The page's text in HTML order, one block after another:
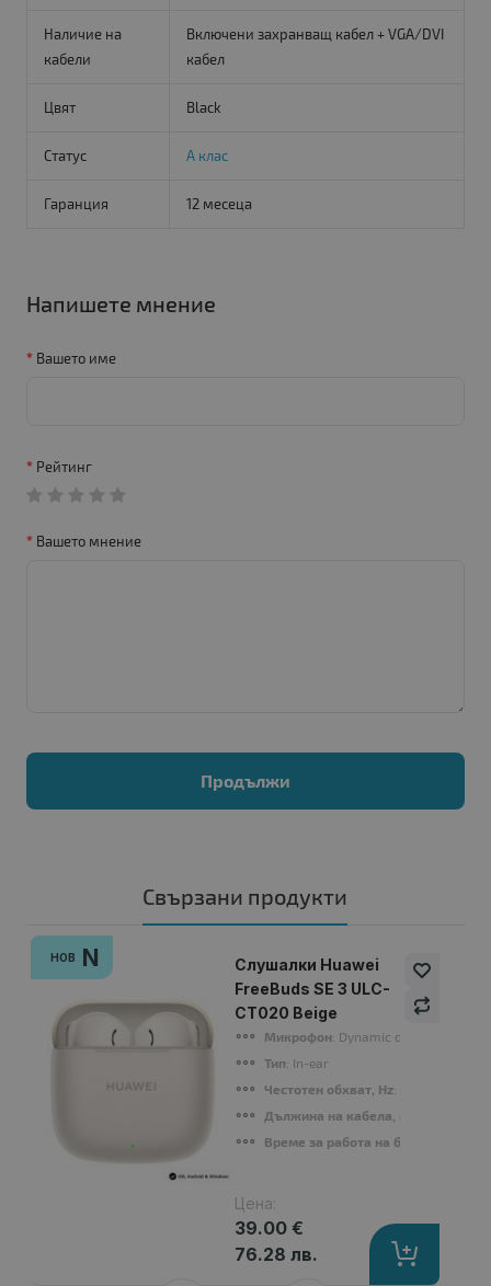
Наличие на
кабели
Включени захранващ кабел + VGA/DVI
кабел
Цвят Black
Статус А клас
Гаранция 12 месеца
Напишете мнение
Вашето име
Рейтинг
Вашето мнение
Продължи
Свързани продукти
НОВ N
Слушалки Huawei
FreeBuds SE 3 ULC-
CT020 Beige
Микрофон: Dynamic driver: 10.0
Тип: In-ear
Честотен обхват, Hz: 20 Hz - 20 KHz
Дължина на кабела, m
Време за работа на батерия
Цена:
39.00 €
76.28 лв.